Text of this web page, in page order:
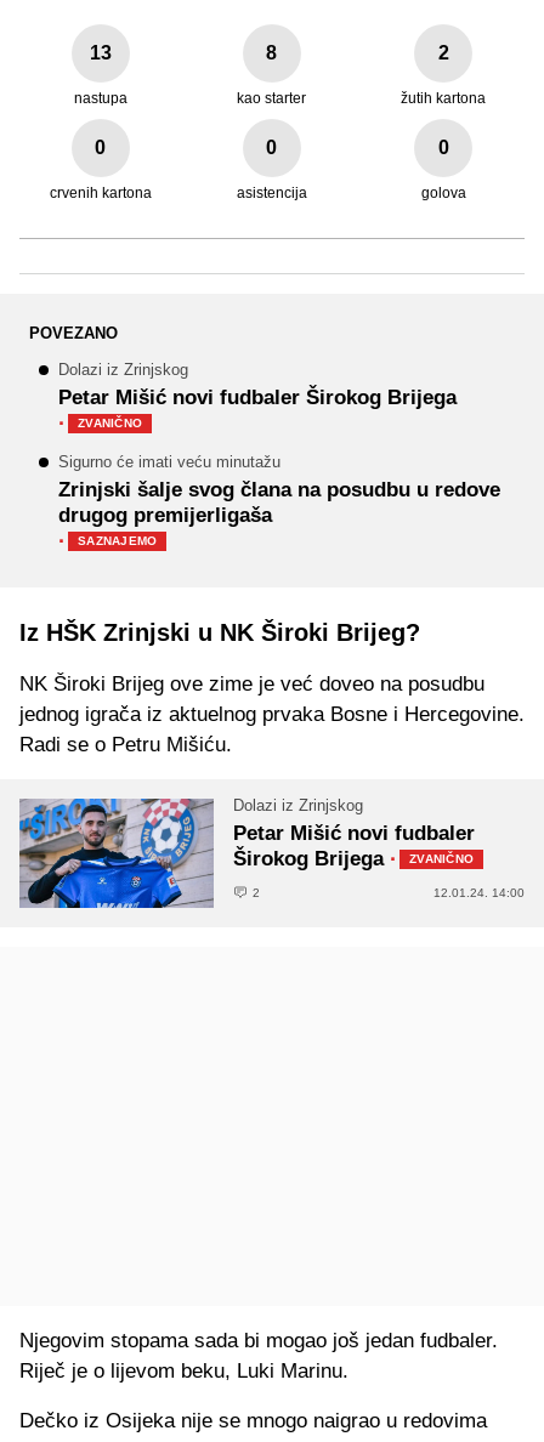
13
nastupa
8
kao starter
2
žutih kartona
0
crvenih kartona
0
asistencija
0
golova
POVEZANO
Dolazi iz Zrinjskog
Petar Mišić novi fudbaler Širokog Brijega
· ZVANIČNO
Sigurno će imati veću minutažu
Zrinjski šalje svog člana na posudbu u redove
drugog premijerligaša
· SAZNAJEMO
Iz HŠK Zrinjski u NK Široki Brijeg?
NK Široki Brijeg ove zime je već doveo na posudbu
jednog igrača iz aktuelnog prvaka Bosne i Hercegovine.
Radi se o Petru Mišiću.
Dolazi iz Zrinjskog
Petar Mišić novi fudbaler
Širokog Brijega · ZVANIČNO
2 12.01.24. 14:00
Njegovim stopama sada bi mogao još jedan fudbaler.
Riječ je o lijevom beku, Luki Marinu.
Dečko iz Osijeka nije se mnogo naigrao u redovima